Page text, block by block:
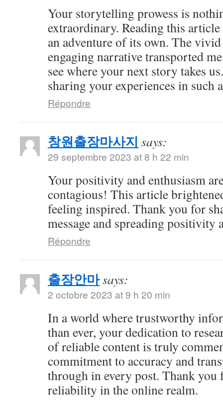
Your storytelling prowess is
extraordinary. Reading this
an adventure of its own. The
engaging narrative transported
see where your next story takes
sharing your experiences in such
Répondre
창원출장마사지 says:
29 septembre 2023 at 8 h 22 min
Your positivity and enthusiasm
contagious! This article
feeling inspired. Thank you for
message and spreading positivity
Répondre
출장안마says:
2 octobre 2023 at 9 h 20 min
In a world where trustworthy
than ever, your dedication to
of reliable content is truly
commitment to accuracy and
through in every post. Thank you
reliability in the online realm.